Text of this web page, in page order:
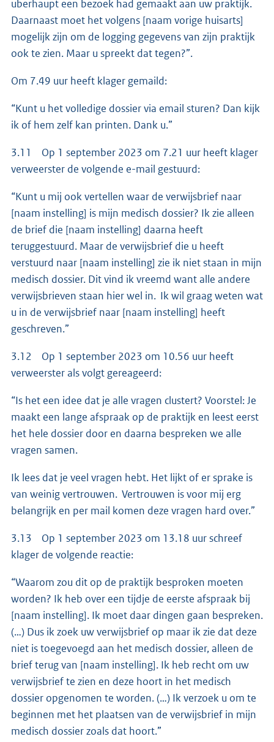
uberhaupt een bezoek had gemaakt aan uw praktijk.
Daarnaast moet het volgens [naam vorige huisarts]
mogelijk zijn om de logging gegevens van zijn praktijk
ook te zien. Maar u spreekt dat tegen?”.
Om 7.49 uur heeft klager gemaild:
“Kunt u het volledige dossier via email sturen? Dan kijk
ik of hem zelf kan printen. Dank u.”
3.11 Op 1 september 2023 om 7.21 uur heeft klager
verweerster de volgende e-mail gestuurd:
“Kunt u mij ook vertellen waar de verwijsbrief naar
[naam instelling] is mijn medisch dossier? Ik zie alleen
de brief die [naam instelling] daarna heeft
teruggestuurd. Maar de verwijsbrief die u heeft
verstuurd naar [naam instelling] zie ik niet staan in mijn
medisch dossier. Dit vind ik vreemd want alle andere
verwijsbrieven staan hier wel in. Ik wil graag weten wat
u in de verwijsbrief naar [naam instelling] heeft
geschreven.”
3.12 Op 1 september 2023 om 10.56 uur heeft
verweerster als volgt gereageerd:
“Is het een idee dat je alle vragen clustert? Voorstel: Je
maakt een lange afspraak op de praktijk en leest eerst
het hele dossier door en daarna bespreken we alle
vragen samen.
Ik lees dat je veel vragen hebt. Het lijkt of er sprake is
van weinig vertrouwen. Vertrouwen is voor mij erg
belangrijk en per mail komen deze vragen hard over.”
3.13 Op 1 september 2023 om 13.18 uur schreef
klager de volgende reactie:
“Waarom zou dit op de praktijk besproken moeten
worden? Ik heb over een tijdje de eerste afspraak bij
[naam instelling]. Ik moet daar dingen gaan bespreken.
(…) Dus ik zoek uw verwijsbrief op maar ik zie dat deze
niet is toegevoegd aan het medisch dossier, alleen de
brief terug van [naam instelling]. Ik heb recht om uw
verwijsbrief te zien en deze hoort in het medisch
dossier opgenomen te worden. (…) Ik verzoek u om te
beginnen met het plaatsen van de verwijsbrief in mijn
medisch dossier zoals dat hoort.”